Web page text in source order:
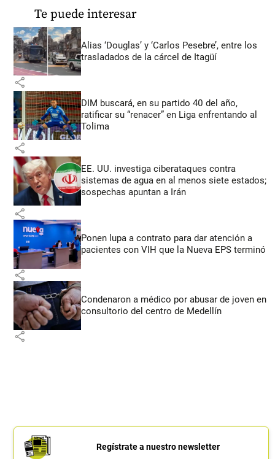
Te puede interesar
Alias ‘Douglas’ y ‘Carlos Pesebre’, entre los
trasladados de la cárcel de Itagüí
share
DIM buscará, en su partido 40 del año,
ratificar su “renacer” en Liga enfrentando al
Tolima
share
EE. UU. investiga ciberataques contra
sistemas de agua en al menos siete estados;
sospechas apuntan a Irán
share
Ponen lupa a contrato para dar atención a
pacientes con VIH que la Nueva EPS terminó
share
Condenaron a médico por abusar de joven en
consultorio del centro de Medellín
share
Regístrate a nuestro newsletter